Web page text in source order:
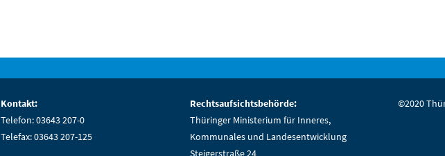
Kontakt:
Telefon: 03643 207-0
Telefax: 03643 207-125
Rechtsaufsichtsbehörde:
Thüringer Ministerium für Inneres,
Kommunales und Landesentwicklung
Steigerstraße 24
©2020